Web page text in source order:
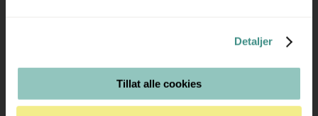
Detaljer
Tillat alle cookies